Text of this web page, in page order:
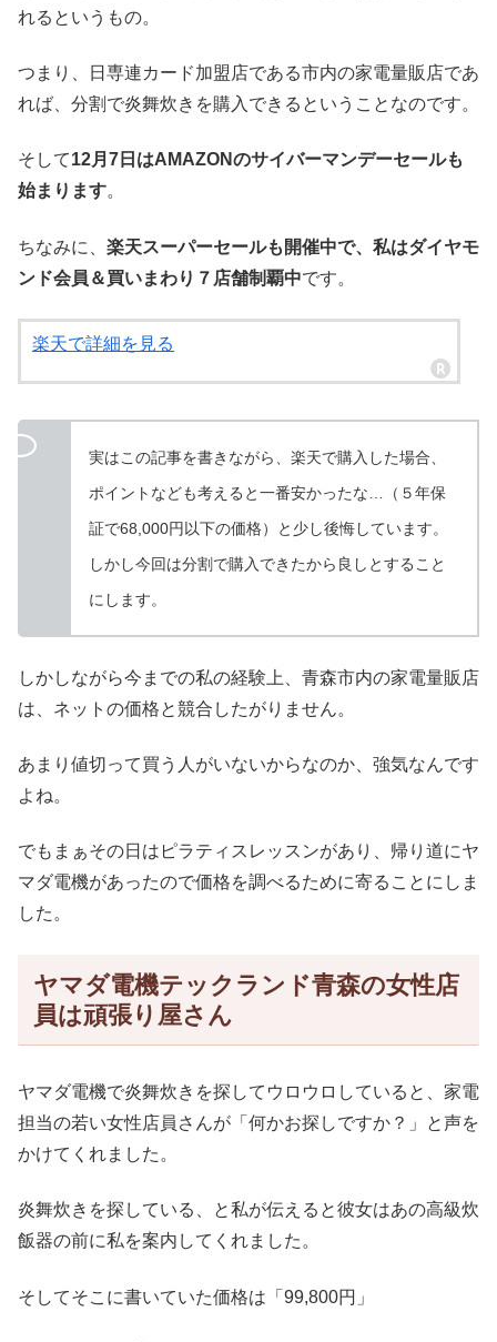
れるというもの。
つまり、日専連カード加盟店である市内の家電量販店であ
れば、分割で炎舞炊きを購入できるということなのです。
そして12月7日はAMAZONのサイバーマンデーセールも
始まります。
ちなみに、 楽天スーパーセールも開催中で、私はダイヤモ
ンド会員＆買いまわり７店舗制覇中です。
楽天で詳細を見る
実はこの記事を書きながら、楽天で購入した場合、
ポイントなども考えると一番安かったな…（５年保
証で68,000円以下の価格）と少し後悔しています。
しかし今回は分割で購入できたから良しとすること
にします。
しかしながら今までの私の経験上、青森市内の家電量販店
は、ネットの価格と競合したがりません。
あまり値切って買う人がいないからなのか、強気なんです
よね。
でもまぁその日はピラティスレッスンがあり、帰り道にヤ
マダ電機があったので価格を調べるために寄ることにしま
した。
ヤマダ電機テックランド青森の女性店
員は頑張り屋さん
ヤマダ電機で炎舞炊きを探してウロウロしていると、家電
担当の若い女性店員さんが「何かお探しですか？」と声を
かけてくれました。
炎舞炊きを探している、と私が伝えると彼女はあの高級炊
飯器の前に私を案内してくれました。
そしてそこに書いていた価格は「99,800円」